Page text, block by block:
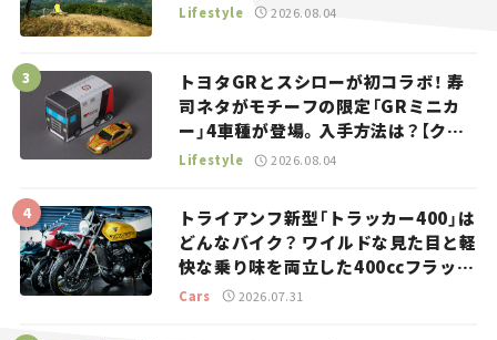
Lifestyle 2026.08.04
トヨタGRとスシローが初コラボ！ 寿
司ネタがモチーフの限定「GRミニカ
ー」4車種が登場。入手方法は？【クル
マとホビー】
Lifestyle 2026.08.04
トライアンフ新型「トラッカー400」は
どんなバイク？ ワイルドな見た目と軽
快な乗り味を両立した400ccフラット
トラッカー【試乗レビュー】
Cars 2026.07.31